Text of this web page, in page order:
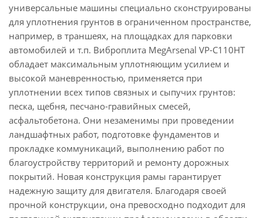
универсальные машины специально сконструированы
для уплотнения грунтов в ограниченном пространстве,
например, в траншеях, на площадках для парковки
автомобилей и т.п. Виброплита MegArsenal VP-C110HT
обладает максимальным уплотняющим усилием и
высокой маневренностью, применяется при
уплотнении всех типов связных и сыпучих грунтов:
песка, щебня, песчано-гравийных смесей,
асфальтобетона. Они незаменимы при проведении
ландшафтных работ, подготовке фундаментов и
прокладке коммуникаций, выполнению работ по
благоустройству территорий и ремонту дорожных
покрытий. Новая конструкция рамы гарантирует
надежную защиту для двигателя. Благодаря своей
прочной конструкции, она превосходно подходит для